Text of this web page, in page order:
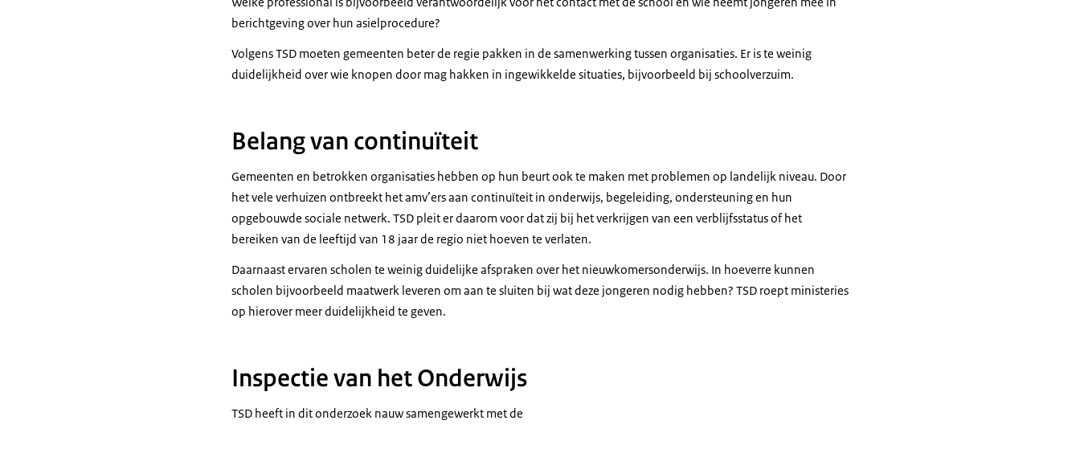
berichtgeving over hun asielprocedure?
Volgens TSD moeten gemeenten beter de regie pakken in de samenwerking tussen organisaties. Er is te weinig
duidelijkheid over wie knopen door mag hakken in ingewikkelde situaties, bijvoorbeeld bij schoolverzuim.
Belang van continuïteit
Gemeenten en betrokken organisaties hebben op hun beurt ook te maken met problemen op landelijk niveau. Door
het vele verhuizen ontbreekt het amv’ers aan continuïteit in onderwijs, begeleiding, ondersteuning en hun
opgebouwde sociale netwerk. TSD pleit er daarom voor dat zij bij het verkrijgen van een verblijfsstatus of het
bereiken van de leeftijd van 18 jaar de regio niet hoeven te verlaten.
Daarnaast ervaren scholen te weinig duidelijke afspraken over het nieuwkomersonderwijs. In hoeverre kunnen
scholen bijvoorbeeld maatwerk leveren om aan te sluiten bij wat deze jongeren nodig hebben? TSD roept ministeries
op hierover meer duidelijkheid te geven.
Inspectie van het Onderwijs
TSD heeft in dit onderzoek nauw samengewerkt met de